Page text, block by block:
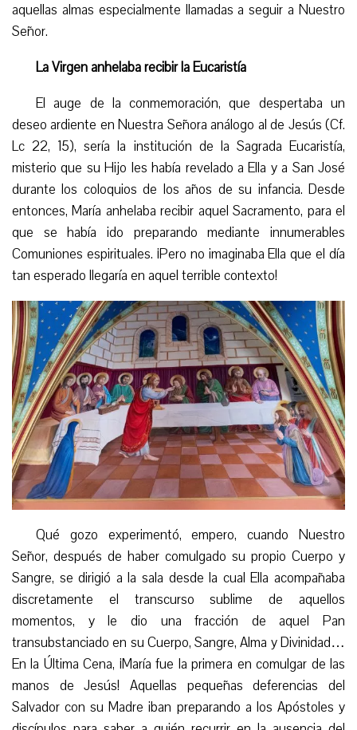
aquellas almas especialmente llamadas a seguir a Nuestro
Señor.
La Virgen anhelaba recibir la Eucaristía
El auge de la conmemoración, que despertaba un
deseo ardiente en Nuestra Señora análogo al de Jesús (Cf.
Lc 22, 15), sería la institución de la Sagrada Eucaristía,
misterio que su Hijo les había revelado a Ella y a San José
durante los coloquios de los años de su infancia. Desde
entonces, María anhelaba recibir aquel Sacramento, para el
que se había ido preparando mediante innumerables
Comuniones espirituales. ¡Pero no imaginaba Ella que el día
tan esperado llegaría en aquel terrible contexto!
Qué gozo experimentó, empero, cuando Nuestro
Señor, después de haber comulgado su propio Cuerpo y
Sangre, se dirigió a la sala desde la cual Ella acompañaba
discretamente el transcurso sublime de aquellos
momentos, y le dio una fracción de aquel Pan
transubstanciado en su Cuerpo, Sangre, Alma y Divinidad…
En la Última Cena, ¡María fue la primera en comulgar de las
manos de Jesús! Aquellas pequeñas deferencias del
Salvador con su Madre iban preparando a los Apóstoles y